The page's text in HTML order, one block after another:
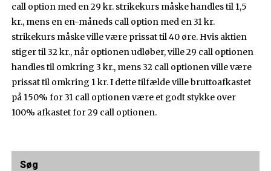
call option med en 29 kr. strikekurs måske handles til 1,5
kr., mens en en-måneds call option med en 31 kr.
strikekurs måske ville være prissat til 40 øre. Hvis aktien
stiger til 32 kr., når optionen udløber, ville 29 call optionen
handles til omkring 3 kr., mens 32 call optionen ville være
prissat til omkring 1 kr. I dette tilfælde ville bruttoafkastet
på 150% for 31 call optionen være et godt stykke over
100% afkastet for 29 call optionen.
Søg